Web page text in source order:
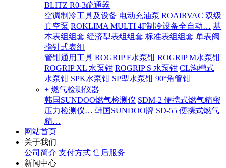
BLITZ R0-3疏通器
空调制冷工具及设备 电动充油泵 ROAIRVAC 双级
真空泵 ROKLIMA MULTI 4F制冷设备全自动… 基
本表组组套 经济型表组组套 标准表组组套 单表阀
指针式表组
管钳通用工具 ROGRIP F水泵钳 ROGRIP M水泵钳
ROGRIP XL 水泵钳 ROGRIP S 水泵钳 CL沟槽式
水泵钳 SPK水泵钳 SP型水泵钳 90°角管钳
+ 燃气检测仪器
韩国SUNDOO燃气检测仪 SDM-2 便携式燃气精密
压力检测仪… 韩国SUNDOO牌 SD-55 便携式燃气
精…
网站首页
关于我们
公司简介 支付方式 售后服务
新闻中心